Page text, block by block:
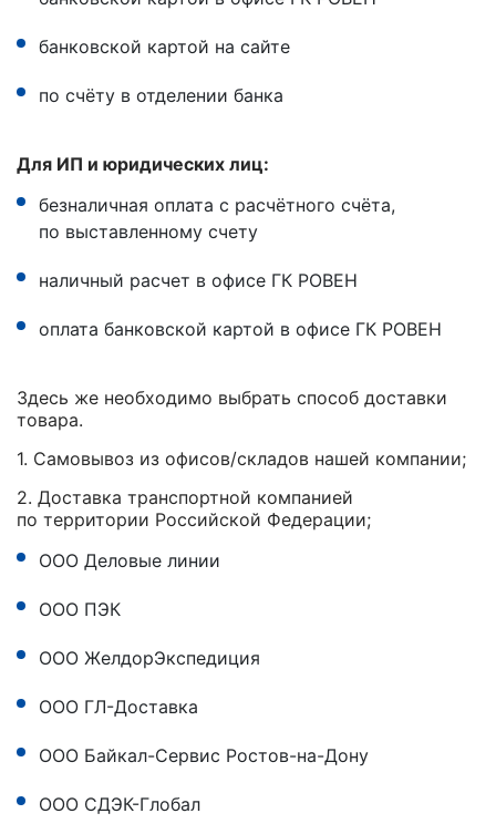
банковской картой на сайте
по счёту в отделении банка
Для ИП и юридических лиц:
безналичная оплата с расчётного счёта,
по выставленному счету
наличный расчет в офисе ГК РОВЕН
оплата банковской картой в офисе ГК РОВЕН
Здесь же необходимо выбрать способ доставки
товара.
1. Самовывоз из офисов/складов нашей компании;
2. Доставка транспортной компанией
по территории Российской Федерации;
ООО Деловые линии
ООО ПЭК
ООО ЖелдорЭкспедиция
ООО ГЛ-Доставка
ООО Байкал-Сервис Ростов-на-Дону
ООО СДЭК-Глобал